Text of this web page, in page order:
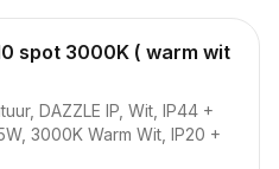
spot 3000K ( warm wit
DAZZLE IP, Wit, IP44 +
3000K Warm Wit, IP20 +